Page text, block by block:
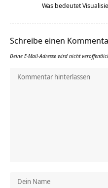
Was bedeutet
Schreibe einen
Deine E-Mail-Adresse wird nicht